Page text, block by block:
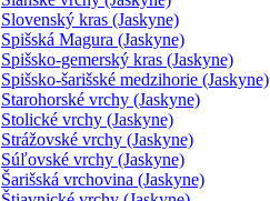
Slovenský kras (Jaskyne)
Spišská Magura (Jaskyne)
Spišsko-gemerský kras (Jaskyne)
Spišsko-šarišské medzihorie (Jaskyne)
Starohorské vrchy (Jaskyne)
Stolické vrchy (Jaskyne)
Strážovské vrchy (Jaskyne)
Súľovské vrchy (Jaskyne)
Šarišská vrchovina (Jaskyne)